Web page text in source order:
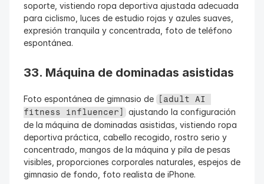
soporte, vistiendo ropa deportiva ajustada adecuada
para ciclismo, luces de estudio rojas y azules suaves,
expresión tranquila y concentrada, foto de teléfono
espontánea.
33. Máquina de dominadas asistidas
Foto espontánea de gimnasio de
[adult AI
fitness influencer] ajustando la configuración
de la máquina de dominadas asistidas, vistiendo ropa
deportiva práctica, cabello recogido, rostro serio y
concentrado, mangos de la máquina y pila de pesas
visibles, proporciones corporales naturales, espejos de
gimnasio de fondo, foto realista de iPhone.